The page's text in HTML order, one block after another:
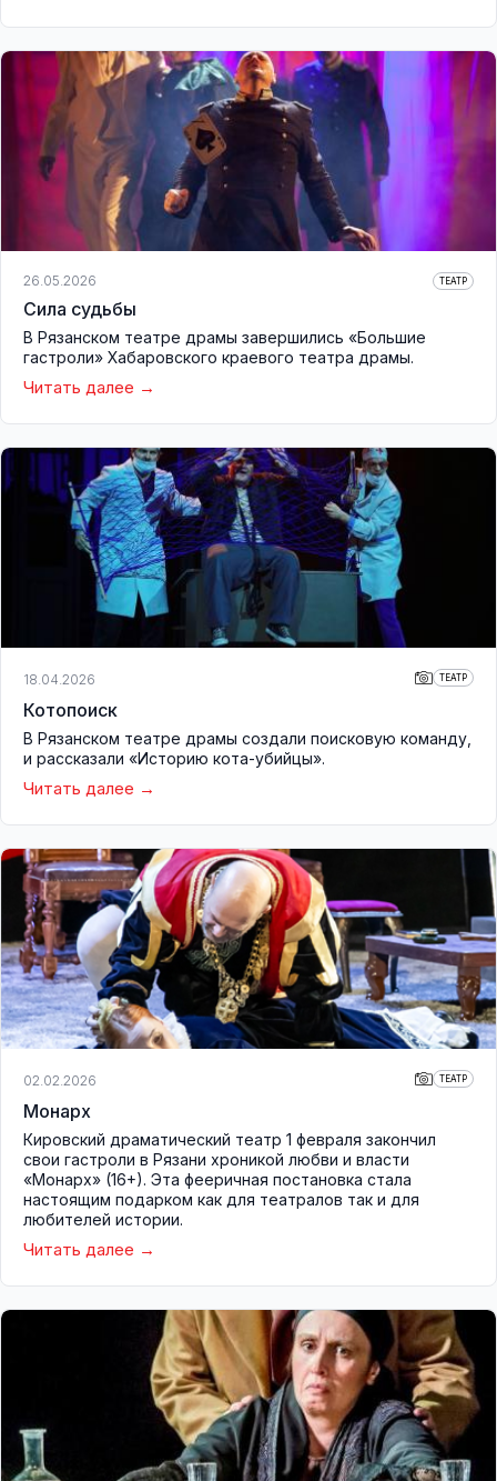
26.05.2026 ТЕАТР
Сила судьбы
В Рязанском театре драмы завершились «Большие
гастроли» Хабаровского краевого театра драмы.
Читать далее
18.04.2026 ТЕАТР
Котопоиск
В Рязанском театре драмы создали поисковую команду,
и рассказали «Историю кота-убийцы».
Читать далее
02.02.2026 ТЕАТР
Монарх
Кировский драматический театр 1 февраля закончил
свои гастроли в Рязани хроникой любви и власти
«Монарх» (16+). Эта фееричная постановка стала
настоящим подарком как для театралов так и для
любителей истории.
Читать далее